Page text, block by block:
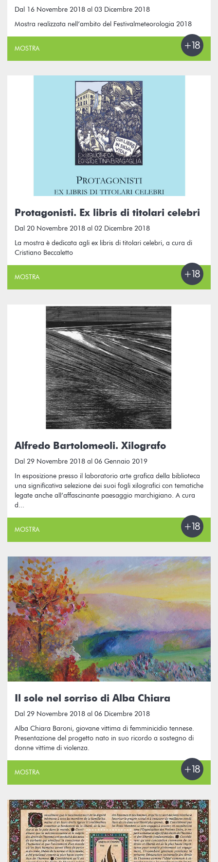
Dal 16 Novembre 2018 al 03 Dicembre 2018
Mostra realizzata nell’ambito del Festivalmeteorologia 2018
MOSTRA
Protagonisti. Ex libris di titolari celebri
Dal 20 Novembre 2018 al 02 Dicembre 2018
La mostra è dedicata agli ex libris di titolari celebri, a cura di
Cristiano Beccaletto
MOSTRA
Alfredo Bartolomeoli. Xilografo
Dal 29 Novembre 2018 al 06 Gennaio 2019
In esposizione presso il laboratorio arte grafica della biblioteca
una significativa selezione dei suoi fogli xilografici con tematiche
legate anche all’affascinante paesaggio marchigiano. A cura
d...
MOSTRA
Il sole nel sorriso di Alba Chiara
Dal 29 Novembre 2018 al 06 Dicembre 2018
Alba Chiara Baroni, giovane vittima di femminicidio tennese.
Presentazione del progetto nato in suo ricordo a sostegno di
donne vittime di violenza.
MOSTRA